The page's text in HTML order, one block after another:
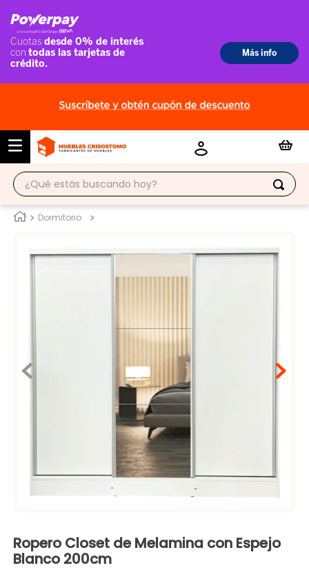
¿Qué estás buscando hoy?
Dormitorio
Ropero Closet de Melamina con Espejo
Blanco 200cm